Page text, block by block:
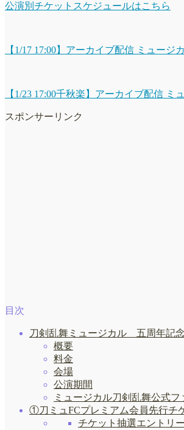
公演別チケットスケジュールはこちら
【1/17 17:00】アーカイブ配信 ミュー
【1/23 17:00千秋楽】アーカイブ配信
スポンサーリンク
目次
刀剣乱舞ミュージカル 五周年記
概要
料金
会場
公演期間
ミュージカル刀剣乱舞公式フ
①刀ミュFCプレミアム会員先行チ
チケット抽選エントリ